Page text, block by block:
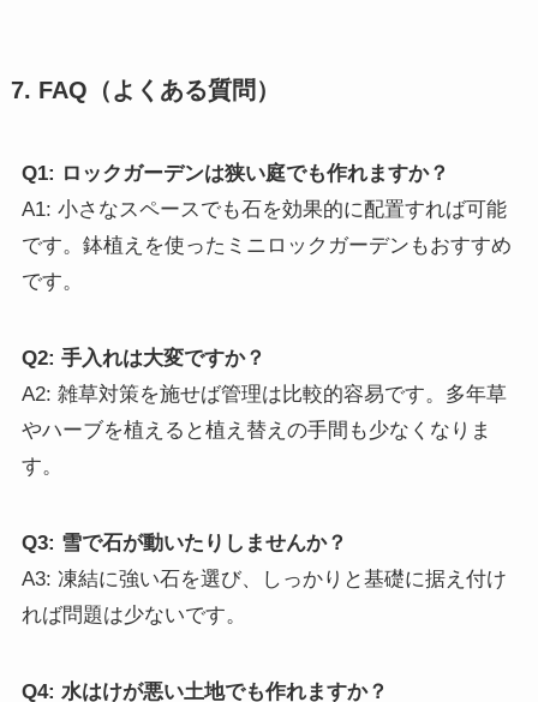
7. FAQ（よくある質問）
Q1: ロックガーデンは狭い庭でも作れますか？
A1: 小さなスペースでも石を効果的に配置すれば可能
です。鉢植えを使ったミニロックガーデンもおすすめ
です。
Q2: 手入れは大変ですか？
A2: 雑草対策を施せば管理は比較的容易です。多年草
やハーブを植えると植え替えの手間も少なくなりま
す。
Q3: 雪で石が動いたりしませんか？
A3: 凍結に強い石を選び、しっかりと基礎に据え付け
れば問題は少ないです。
Q4: 水はけが悪い土地でも作れますか？